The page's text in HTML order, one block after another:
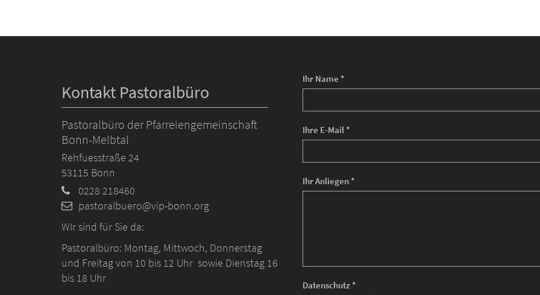
Ihr Name *
Ihre E-Mail *
Ihr Anliegen *
Datenschutz *
Kontakt Pastoralbüro
Pastoralbüro der Pfarreiengemeinschaft
Bonn-Melbtal
Rehfuesstraße 24
53115 Bonn
0228 218460
pastoralbuero@vip-bonn.org
WIr sind für Sie da:
Pastoralbüro: Montag, Mittwoch, Donnerstag
und Freitag von 10 bis 12 Uhr sowie Dienstag 16
bis 18 Uhr